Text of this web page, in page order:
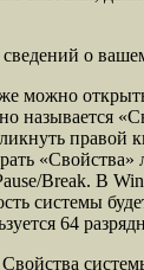
можно
называется
правой
Break. В
системы
64